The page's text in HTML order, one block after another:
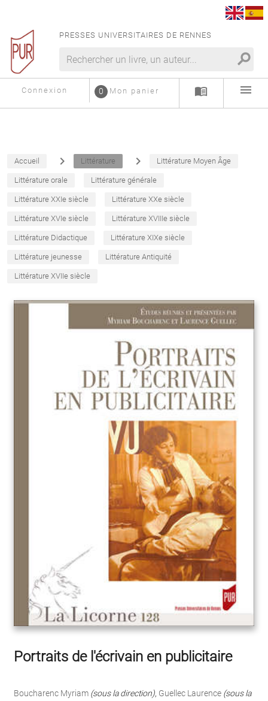
PRESSES UNIVERSITAIRES DE RENNES
search
Connexion Mon panier
0 menu_book menu
Accueil navigate_next Littérature navigate_next Littérature Moyen Âge
Littérature orale Littérature générale
Littérature XXIe siècle Littérature XXe siècle
Littérature XVIe siècle Littérature XVIIIe siècle
Littérature Didactique Littérature XIXe siècle
Littérature jeunesse Littérature Antiquité
Littérature XVIIe siècle
Portraits de l'écrivain en publicitaire
Boucharenc Myriam (sous la direction), Guellec Laurence (sous la